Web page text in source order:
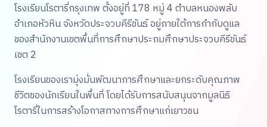
โรงเรียนโรตารี่กรุงเทพ ตั้งอยู่ที่ 178 หมู่ 4 ตำบลหนองพลับ
อำเภอหัวหิน จังหวัดประจวบคีรีขันธ์ อยู่ภายใต้การกำกับดูแล
ของสำนักงานเขตพื้นที่การศึกษาประถมศึกษาประจวบคีรีขันธ์
เขต 2
โรงเรียนของเรามุ่งมั่นพัฒนาการศึกษาและยกระดับคุณภาพ
ชีวิตของนักเรียนในพื้นที่ โดยได้รับการสนับสนุนจากมูลนิธิ
โรตารี่ในการสร้างโอกาสทางการศึกษาแก่เยาวชน